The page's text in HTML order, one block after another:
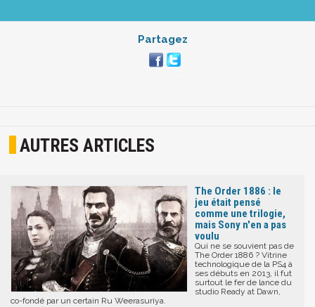
Partagez
AUTRES ARTICLES
The Order 1886 : le
jeu était pensé
comme une trilogie,
mais Sony n'en a pas
voulu
Qui ne se souvient pas de
The Order 1886 ? Vitrine
technologique de la PS4 à
ses débuts en 2013, il fut
surtout le fer de lance du
studio Ready at Dawn,
co-fondé par un certain Ru Weerasuriya.